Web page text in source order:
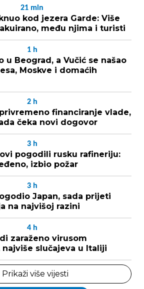
21 min
kod jezera Garde: Više
među njima i turisti
1 h
u Beograd, a Vučić se našao
Moskve i domaćih
2 h
financiranje vlade,
čeka novi dogovor
3 h
pogodili rusku rafineriju:
izbio požar
3 h
Japan, sada prijeti
na najvišoj razini
4 h
zaraženo virusom
najviše slučajeva u Italiji
Prikaži više vijesti